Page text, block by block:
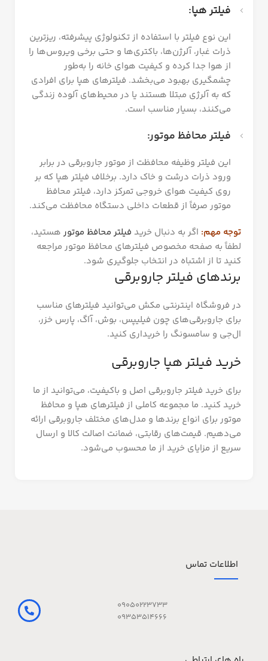
فیلتر هپا:
این نوع فیلتر با استفاده از تکنولوژی پیشرفته، ریزترین
ذرات غبار، آلرژن‌ها، باکتری‌ها و حتی برخی ویروس‌ها را
از هوا جدا کرده و کیفیت هوای خانه را به‌طور
چشمگیری بهبود می‌بخشد. فیلترهای هپا برای افرادی
که به آلرژی مبتلا هستند یا در محیط‌های آلوده زندگی
می‌کنند، بسیار مناسب است.
فیلتر محافظ موتور:
این فیلتر وظیفه محافظت از موتور جاروبرقی در برابر
ورود ذرات درشت و خاک دارد. برخلاف فیلتر هپا که بر
روی کیفیت هوای خروجی تمرکز دارد، فیلتر محافظ
موتور صرفاً از قطعات داخلی دستگاه محافظت می‌کند.
توجه مهم: اگر به دنبال خرید فیلتر محافظ موتور هستید،
لطفاً به صفحه مخصوص فیلترهای محافظ موتور مراجعه
کنید تا از اشتباه در انتخاب جلوگیری شود.
برندهای فیلتر جاروبرقی
در فروشگاه اینترنتی مکش می‌توانید فیلترهای مناسب
برای جاروبرقی‌های چون فیلیپس، بوش، آاگ، پارس خزر،
ال‌جی و سامسونگ را خریداری کنید.
خرید فیلتر هپا جاروبرقی
برای خرید فیلتر جاروبرقی اصل و باکیفیت، می‌توانید از ما
خرید کنید. ما مجموعه کاملی از فیلترهای هپا و محافظ
موتور برای انواع برندها و مدل‌های مختلف جاروبرقی ارائه
می‌دهیم. قیمت‌های رقابتی، ضمانت اصالت کالا و ارسال
سریع از مزایای خرید از ما محسوب می‌شود.
اطلاعات تماس
09050223733
09353514666